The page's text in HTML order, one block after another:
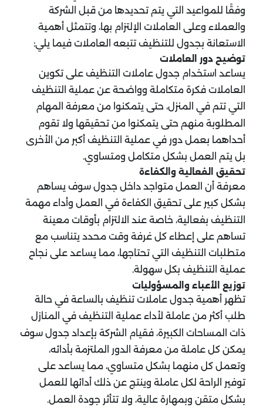
وفقًا للمواعيد التي يتم تحديدها من قبل الشركة
والعملاء وعلى العاملات الإلتزام بها، وتتمثل أهمية
الاستعانة بجدول للتنظيف تتبعه العاملات فيما يلي:
توضيح دور العاملات
يساعد استخدام جدول عاملات التنظيف على تكوين
العاملات فكرة متكاملة وواضحة عن عملية التنظيف
التي تتم في المنزل، حتى يتمكنوا من معرفة المهام
المطلوبة منهم حتى يتمكنوا من تحقيقها ولا تقوم
أحداهما بعمل دور في عملية التنظيف أكبر من الأخرى
بل يتم العمل بشكل متكامل ومتساوي.
تحقيق الفعالية والكفاءة
معرفة أن العمل متواجد داخل جدول سوف يساهم
بشكل كبير على تحقيق الكفاءة في العمل وأداء مهمة
التنظيف بفعالية، خاصة عند الالتزام بأوقات معينة
تساهم على إعطاء كل غرفة وقت محدد يتناسب مع
متطلبات التنظيف التي تحتاجها، مما يساعد على نجاح
عملية التنظيف بكل سهولة.
توزيع الأعباء والمسؤوليات
تظهر أهمية جدول عاملات تنظيف بالساعة في حالة
طلب أكثر من عاملة لأداء عملية التنظيف في المنازل
ذات المساحات الكبيرة، فقيام الشركة بإعداد جدول سوف
يمكن كل عاملة من معرفة الدور الملتزمة بأدائه،
وتعمل كل منهما بشكل متساوي، مما يساعد على
توفير الراحة لكل عاملة وينتج عن ذلك أدائها للعمل
بشكل متقن وبمهارة عالية، ولا تتأثر جودة العمل.